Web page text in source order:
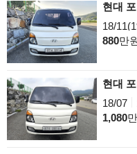
현대
18/
880만
현대
18/07
1,080